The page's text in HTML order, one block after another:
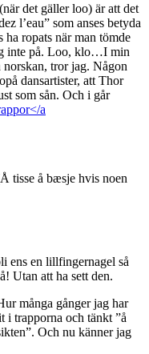
det gäller loo) är att det
l’eau” som anses betyda
ha ropats när man tömde
inte på. Loo, klo…I min
tror jag. Någon
dansartister, att Thor
som sån. Och i går
a
tisse å bæsje hvis noen
ens en lillfingernagel så
Utan att ha sett den.
många gånger jag har
i trapporna och tänkt ”å
Och nu känner jag